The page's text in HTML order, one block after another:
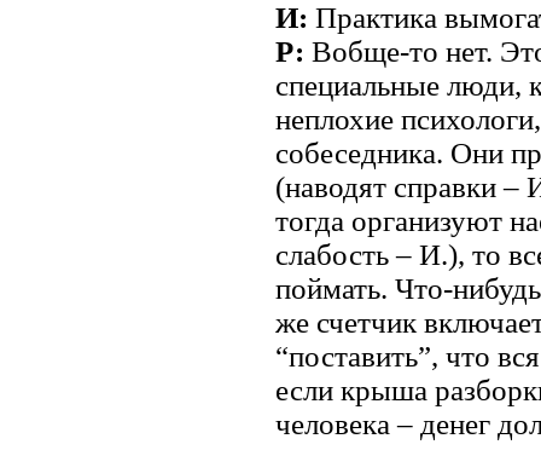
И: Практика
Р: Вобще-то нет.
специальные люди,
неплохие
собеседника. Они
(наводят справки –
тогда организуют
слабость – И.), то
поймать. Что-
же счетчик
“поставить”, что
если крыша
человека – денег